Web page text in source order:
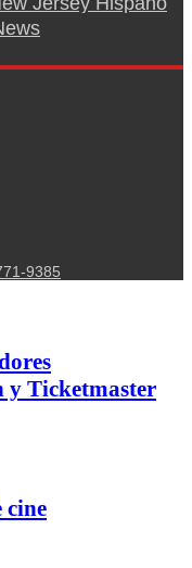
9385
y Ticketmaster
cine